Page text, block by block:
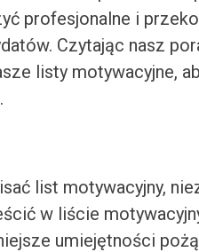
profesjonalne i
Czytając nasz
listy motywacyjne,
list motywacyjny,
w liście
umiejętności